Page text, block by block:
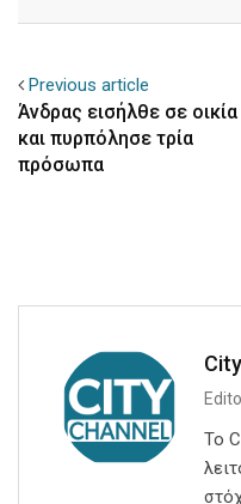
Previous article
Άνδρας εισήλθε σε οικία
και πυρπόλησε τρία
πρόσωπα
Το